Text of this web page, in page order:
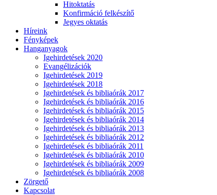
Hitoktatás
Konfirmáció felkészítő
Jegyes oktatás
Híreink
Fényképek
Hanganyagok
Igehirdetések 2020
Evangélizációk
Igehirdetések 2019
Igehirdetések 2018
Igehirdetések és bibliaórák 2017
Igehirdetések és bibliaórák 2016
Igehirdetések és bibliaórák 2015
Igehirdetések és bibliaórák 2014
Igehirdetések és bibliaórák 2013
Igehirdetések és bibliaórák 2012
Igehirdetések és bibliaórák 2011
Igehirdetések és bibliaórák 2010
Igehirdetések és bibliaórák 2009
Igehirdetések és bibliaórák 2008
Zörgető
Kapcsolat